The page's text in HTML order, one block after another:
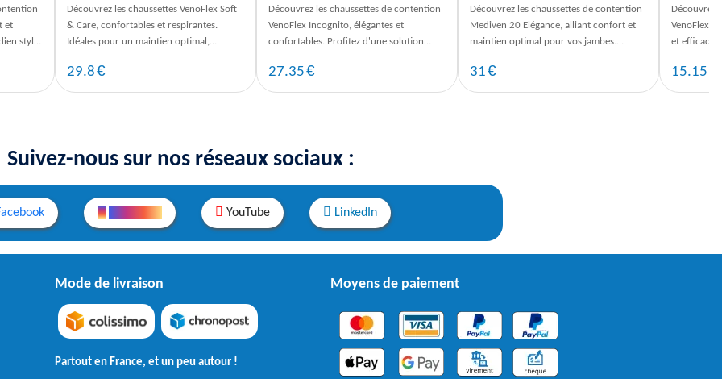
et
stylé
Découvrez les chaussettes VenoFlex Soft
& Care, confortables et respirantes.
Idéales pour un maintien optimal,
29.8€
Découvrez les chaussettes de contention
VenoFlex Incognito, élégantes et
confortables. Profitez d'une solution
27.35€
Découvrez les chaussettes de contention
Mediven 20 Elégance, alliant confort et
maintien optimal pour vos jambes.
31€
Découvrez
VenoFlex
et
15.15
Suivez-nous sur nos réseaux sociaux :
YouTube LinkedIn
Mode de livraison
Partout en France, et un peu autour !
Moyens de paiement